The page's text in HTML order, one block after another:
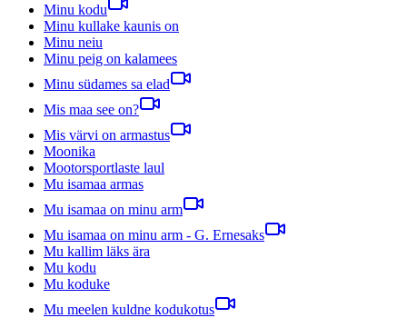
Minu kodu
Minu kullake kaunis on
Minu neiu
Minu peig on kalamees
Minu südames sa elad
Mis maa see on?
Mis värvi on armastus
Moonika
Mootorsportlaste laul
Mu isamaa armas
Mu isamaa on minu arm
Mu isamaa on minu arm - G. Ernesaks
Mu kallim läks ära
Mu kodu
Mu koduke
Mu meelen kuldne kodukotus